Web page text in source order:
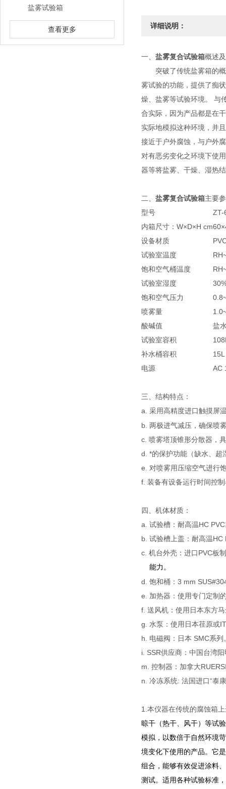
盐雾试验箱
查看更多 详细说明：
一、 盐雾复合试验箱概述
突破了传统盐雾箱的概
雾试验的功能，提供了痴
燥、盐雾等试验环境。 与
合实际，因为产品都是在
实际地模拟这种环境，并
接近于户外腐蚀，与户外
对有恶劣变化之环境下使
器等将盐雾、干燥、湿热
二、 盐雾复合试验箱主要
型号
ZT-
内箱尺寸：W×D×H cm
设备材质
试验室温度
饱和空气桶温度
试验室湿度
饱和空气压力
喷雾量
酸碱值
盐
试验室容积
补水桶容积
15L
电源
AC
三、结构特点：
a. 采用高精度进口触摸屏
b. 两极进气减压，确保喷
c. 喷雾塔顶锥形分散器，
d. *的保护功能（缺水、超
e. 对喷雾用压缩空气进行
f. 装备有设备运行时间控
四、机体材质：
a. 试验槽：耐高温HC
b. 试验槽上盖：耐高温
c. 机台外壳：进口PVC板
能力。
d. 饱和桶：3 mm
e. 加热器：使用专门定制
f. 送风机：使用日本东方
g. 水泵：使用日本荏原或
h. 电磁阀：日本 SMC系列
i. SSR供应商：中国台湾
m. 控制器：加拿大
n. 冷冻系统: 法国进口“泰
1.本仪器在传统的腐蚀箱
晾干（热干、风干）等试
模拟，以数倍于自然环境
境变化下使用的产品。它
组合，能够有效促进涂料
测试。适用各种试验标准